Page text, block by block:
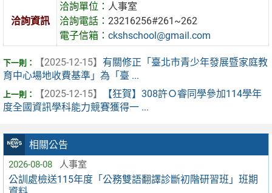
相關公告
2026-08-08 人事室
公訓處檢送115年度「公務雙語翻譯診斷初階研習班」班期
洽詢資訊
洽詢單位： 人事室
洽詢電話：23216256#261~262
電子信箱：ckshschool@gmail.com
【2025-12-15】 有關修正「臺北市青少年發展暨家庭教
育中心場地收費基準」為「臺 ...
【2025-12-15】
【狂賀】308許Ｏ睿同學參加114學年
度全國資訊學科能力競賽獲得一 ...